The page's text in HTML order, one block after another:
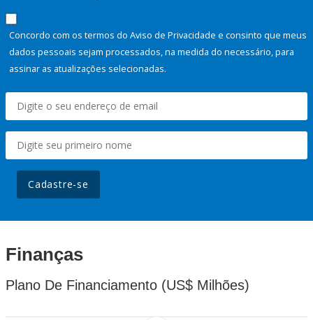
Concordo com os termos do Aviso de Privacidade e consinto que meus
dados pessoais sejam processados, na medida do necessário, para
assinar as atualizações selecionadas.
Cadastre-se
Finanças
Plano De Financiamento (US$ Milhões)